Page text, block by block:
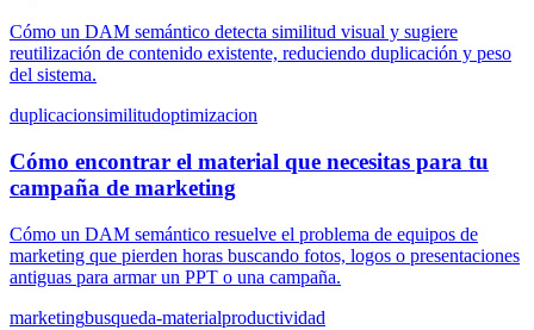
Cómo un DAM semántico detecta similitud visual y sugiere
reutilización de contenido existente, reduciendo duplicación y peso
del sistema.
duplicacionsimilitudoptimizacion
Cómo encontrar el material que necesitas para tu
campaña de marketing
Cómo un DAM semántico resuelve el problema de equipos de
marketing que pierden horas buscando fotos, logos o presentaciones
antiguas para armar un PPT o una campaña.
marketingbusqueda-materialproductividad